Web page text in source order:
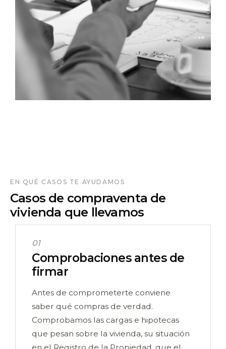
EN QUÉ CASOS TE AYUDAMOS
Casos de compraventa de
vivienda que llevamos
01
Comprobaciones antes de
firmar
Antes de comprometerte conviene
saber qué compras de verdad.
Comprobamos las cargas e hipotecas
que pesan sobre la vivienda, su situación